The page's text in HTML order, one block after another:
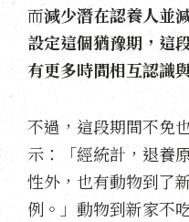
而減少潛在認養人並
設定這個猶豫期，這
有更多時間相互認識
不過，這段期間不免
示：「經統計，退養
性外，也有動物到了
例。」動物到新家不